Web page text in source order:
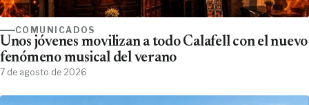
COMUNICADOS
Unos jóvenes movilizan a todo Calafell con el nuevo
fenómeno musical del verano
7 de agosto de 2026